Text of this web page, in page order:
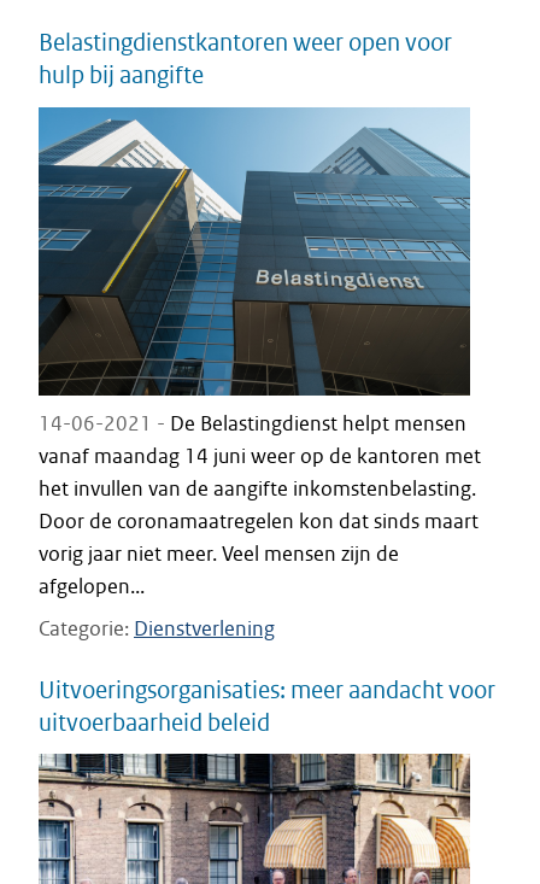
Belastingdienstkantoren weer open voor
hulp bij aangifte
14-06-2021 - De Belastingdienst helpt mensen
vanaf maandag 14 juni weer op de kantoren met
het invullen van de aangifte inkomstenbelasting.
Door de coronamaatregelen kon dat sinds maart
vorig jaar niet meer. Veel mensen zijn de
afgelopen...
Categorie Dienstverlening
Uitvoeringsorganisaties: meer aandacht voor
uitvoerbaarheid beleid